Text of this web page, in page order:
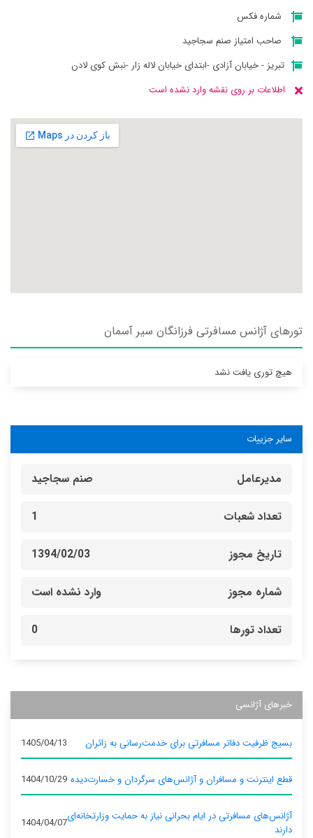
شماره فکس
صاحب امتیاز صنم سجاجید
تبریز - خیابان آزادی -ابتدای خیابان لاله زار -نبش کوی لادن
اطلاعات بر روی نقشه وارد نشده است
تورهای آژانس مسافرتی فرزانگان سير آسمان
هیچ توری یافت نشد
سایر جزییات
مدیرعامل صنم سجاجید
تعداد شعبات 1
تاریخ مجوز 1394/02/03
شماره مجوز وارد نشده است
تعداد تورها 0
خبرهای آژانسی
بسیج ظرفیت دفاتر مسافرتی برای خدمت‌رسانی به زائران 1405/04/13
قطع اینترنت و مسافران و آژانس‌های سرگردان و خسارت‌دیده 1404/10/29
آژانس‌های مسافرتی در ایام بحرانی نیاز به حمایت وزارتخانه‌ای
دارند
1404/04/07